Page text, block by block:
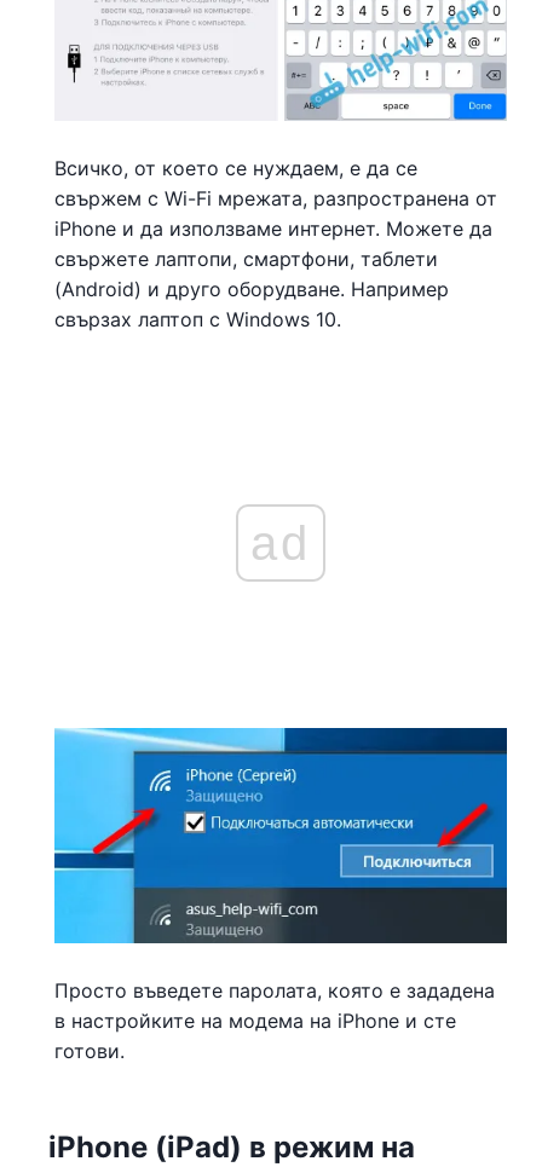
Всичко, от което се нуждаем, е да се
свържем с Wi-Fi мрежата, разпространена от
iPhone и да използваме интернет. Можете да
свържете лаптопи, смартфони, таблети
(Android) и друго оборудване. Например
свързах лаптоп с Windows 10.
ad
Просто въведете паролата, която е зададена
в настройките на модема на iPhone и сте
готови.
iPhone (iPad) в режим на